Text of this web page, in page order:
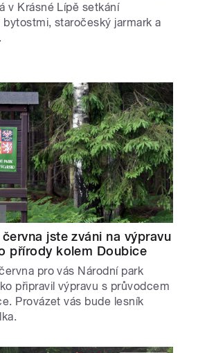
v Krásné Lípě setkání
staročeský jarmark a
jste zváni na výpravu
přírody kolem Doubice
pro vás Národní park
připravil výpravu s průvodcem
Provázet vás bude lesník